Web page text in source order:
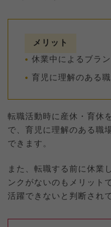
メリット
休業中によるブラ
育児に理解のある
転職活動時に産休・育休
で、育児に理解のある職
できます。
また、転職する前に休業
ンクがないのもメリット
活躍できないと判断され